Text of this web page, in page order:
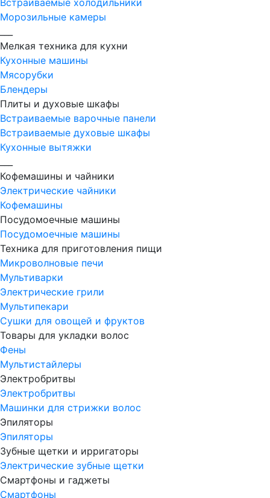
Встраиваемые холодильники
Морозильные камеры
Мелкая техника для кухни
Кухонные машины
Мясорубки
Блендеры
Плиты и духовые шкафы
Встраиваемые варочные панели
Встраиваемые духовые шкафы
Кухонные вытяжки
Кофемашины и чайники
Электрические чайники
Кофемашины
Посудомоечные машины
Посудомоечные машины
Техника для приготовления пищи
Микроволновые печи
Мультиварки
Электрические грили
Мультипекари
Сушки для овощей и фруктов
Товары для укладки волос
Фены
Мультистайлеры
Электробритвы
Электробритвы
Машинки для стрижки волос
Эпиляторы
Эпиляторы
Зубные щетки и ирригаторы
Электрические зубные щетки
Смартфоны и гаджеты
Смартфоны